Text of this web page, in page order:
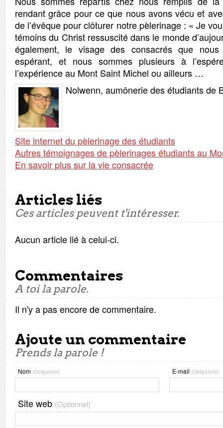
rendant grâce pour ce que nous avons vécu et
de l’évêque pour clôturer notre pèlerinage : « Je
témoins du Christ ressuscité dans le monde
également, le visage des consacrés que
espérant, et nous sommes plusieurs à
l’expérience au Mont Saint Michel ou ailleurs …
Nolwenn, aumônerie des étudiants de
Site internet du pèlerinage des étudiants
Autres témoignages de pèlerinages étudiants au
En savoir plus sur la vie consacrée
Articles liés
Ces articles peuvent t'intéresser.
Aucun article lié à celui-ci.
Commentaires
A toi la parole.
Il n'y a pas encore de commentaire.
Ajoute un commentaire
Prends la parole !
Nom (Obligatoire) E-mail (Obligatoire)
Site web (Optionnel)